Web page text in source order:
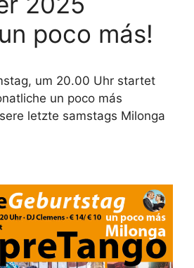
poco más!
um 20.00 Uhr startet
un poco más
letzte samstags Milonga